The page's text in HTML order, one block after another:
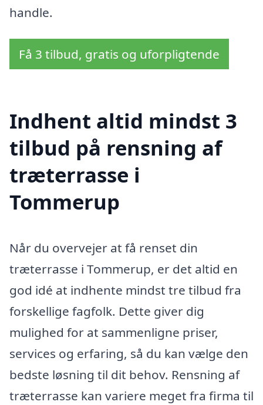
handle.
Få 3 tilbud, gratis og uforpligtende
Indhent altid mindst 3
tilbud på rensning af
træterrasse i
Tommerup
Når du overvejer at få renset din
træterrasse i Tommerup, er det altid en
god idé at indhente mindst tre tilbud fra
forskellige fagfolk. Dette giver dig
mulighed for at sammenligne priser,
services og erfaring, så du kan vælge den
bedste løsning til dit behov. Rensning af
træterrasse kan variere meget fra firma til